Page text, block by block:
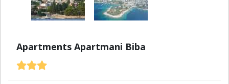
Apartments Apartmani Biba